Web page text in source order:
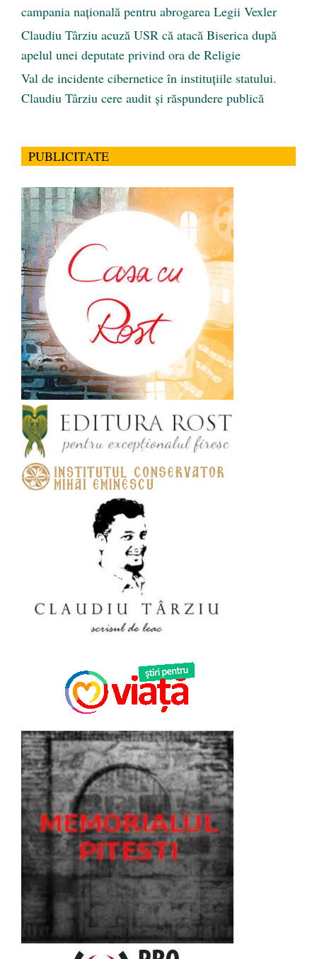
campania națională pentru abrogarea Legii Vexler
Claudiu Târziu acuză USR că atacă Biserica după
apelul unei deputate privind ora de Religie
Val de incidente cibernetice în instituțiile statului.
Claudiu Târziu cere audit și răspundere publică
PUBLICITATE